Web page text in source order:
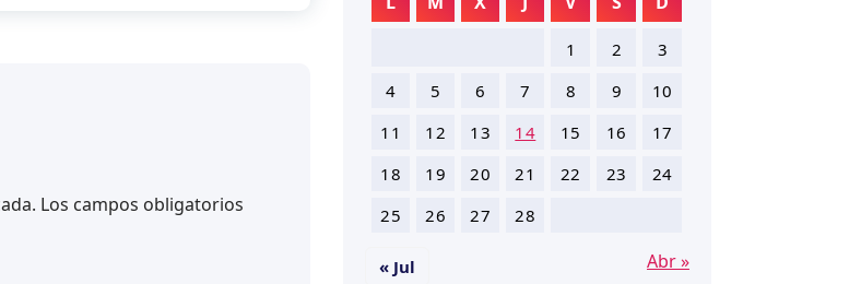
Los campos obligatorios
1 2
3
4
5 6 7 8 9
10
11
12 13 14 15 16
17
18
19 20 21 22 23
24
25
26 27 28
« Jul Abr »